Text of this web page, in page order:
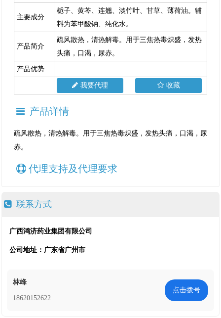
主要成分
栀子、黄芩、连翘、淡竹叶、甘草、薄荷油。辅
料为苯甲酸钠、纯化水。
产品简介
疏风散热，清热解毒。用于三焦热毒炽盛，发热
头痛，口渴，尿赤。
产品优势
我要代理 收藏
产品详情
疏风散热，清热解毒。用于三焦热毒炽盛，发热头痛，口渴，尿
赤。
代理支持及代理要求
联系方式
广西鸿济药业集团有限公司
公司地址：广东省广州市
林峰
18620152622
点击拨号